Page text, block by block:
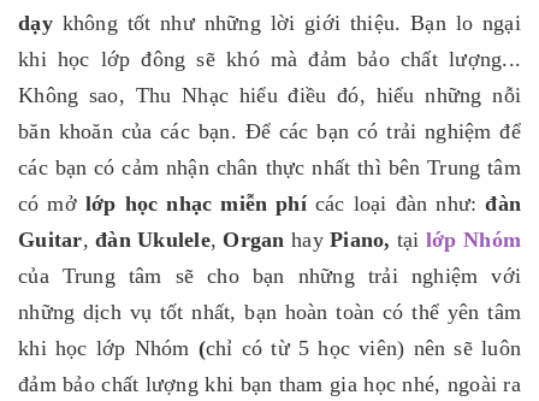
dạykhông tốt như những lời giới thiệu. Bạn lo ngại
khi học lớp đông sẽ khó mà đảm bảo chất lượng...
Không sao, Thu Nhạc hiểu điều đó, hiểu những nỗi
băn khoăn của các bạn. Để các bạn có trải nghiệm để
các bạn có cảm nhận chân thực nhất thì bên Trung tâm
có mở lớp học nhạc miễn phí các loại đàn như:đàn
Guitar,đàn Ukulele, Organ hayPiano, tại lớp Nhóm
của Trung tâm sẽ cho bạn những trải nghiệm với
những dịch vụ tốt nhất, bạn hoàn toàn có thể yên tâm
khi học lớp Nhóm (chỉ có từ 5 học viên) nên sẽ luôn
đảm bảo chất lượng khi bạn tham gia học nhé, ngoài ra